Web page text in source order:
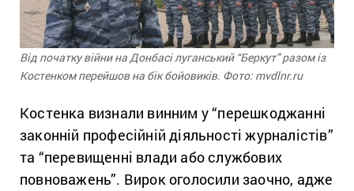
Від початку війни на Донбасі луганський “Беркут” разом із
Костенком перейшов на бік бойовиків. Фото: mvdlnr.ru
Костенка визнали винним у “перешкоджанні
законній професійній діяльності журналістів”
та “перевищенні влади або службових
повноважень”. Вирок оголосили заочно, адже